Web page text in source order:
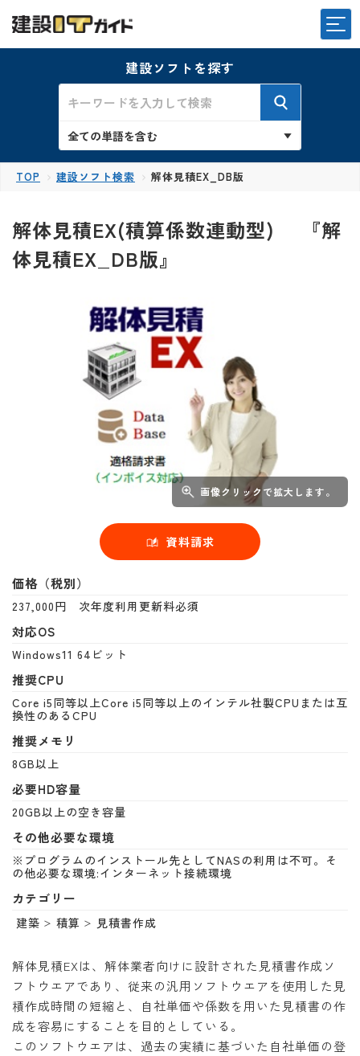
建設ソフトを探す
TOP 建設ソフト検索 解体見積EX_DB版
解体見積EX(積算係数連動型) 『解
体見積EX_DB版』
画像クリックで拡大します。
資料請求
価格（税別）
237,000円 次年度利用更新料必須
対応OS
Windows11 64ビット
推奨CPU
Core i5同等以上Core i5同等以上のインテル社製CPUまたは互
換性のあるCPU
推奨メモリ
8GB以上
必要HD容量
20GB以上の空き容量
その他必要な環境
※プログラムのインストール先としてNASの利用は不可。そ
の他必要な環境:インターネット接続環境
カテゴリー
建築 積算 見積書作成
解体見積EXは、解体業者向けに設計された見積書作成ソ
フトウエアであり、従来の汎用ソフトウエアを使用した見
積作成時間の短縮と、自社単価や係数を用いた見積書の作
成を容易にすることを目的としている。
このソフトウエアは、過去の実績に基づいた自社単価の登